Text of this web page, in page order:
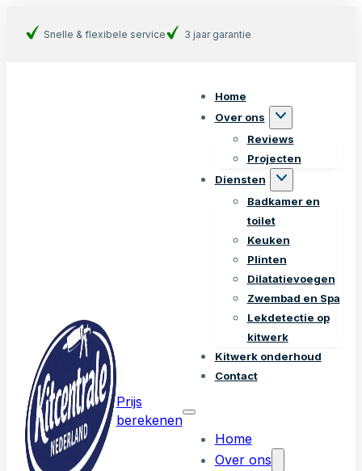
Snelle & flexibele service 3 jaar garantie
Home
Over ons
Reviews
Projecten
Diensten
Badkamer en
toilet
Keuken
Plinten
Dilatatievoegen
Zwembad en Spa
Lekdetectie op
kitwerk
Kitwerk onderhoud
Contact
Home
Over ons
Prijs
berekenen